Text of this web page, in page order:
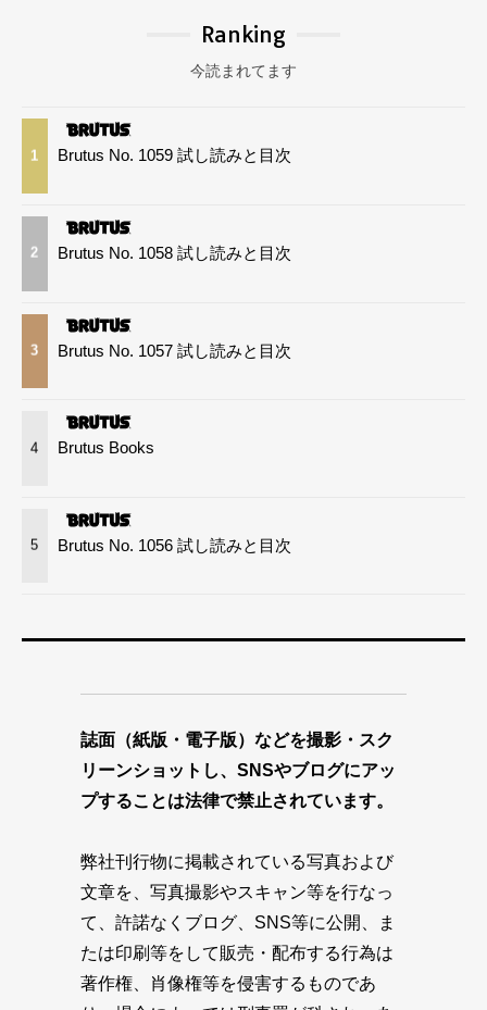
Ranking
今読まれてます
1 Brutus No. 1059 試し読みと目次
2 Brutus No. 1058 試し読みと目次
3 Brutus No. 1057 試し読みと目次
4 Brutus Books
5 Brutus No. 1056 試し読みと目次
誌面（紙版・電子版）などを撮影・スク
リーンショットし、SNSやブログにアッ
プすることは法律で禁止されています。
弊社刊行物に掲載されている写真および
文章を、写真撮影やスキャン等を行なっ
て、許諾なくブログ、SNS等に公開、ま
たは印刷等をして販売・配布する行為は
著作権、肖像権等を侵害するものであ